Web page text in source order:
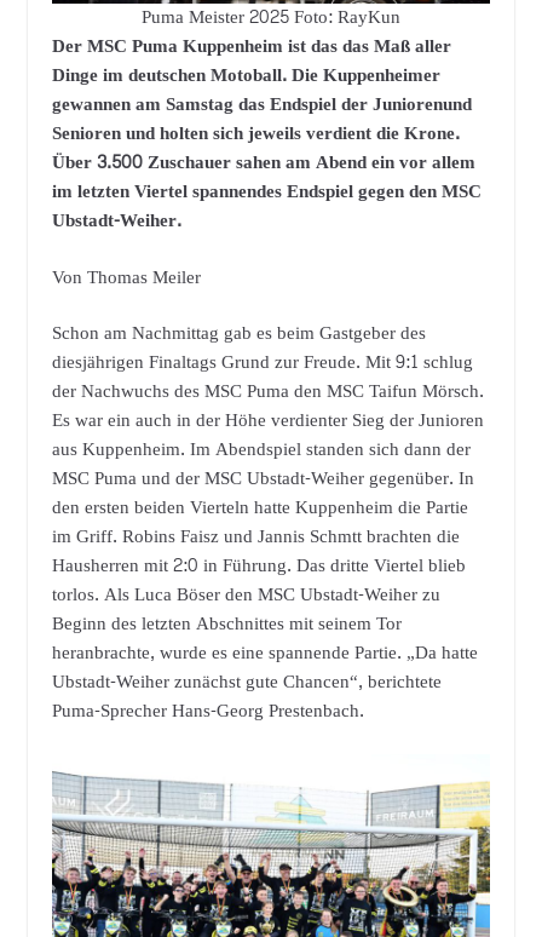
Puma Meister 2025 Foto: RayKun
Der MSC Puma Kuppenheim ist das das Maß aller
Dinge im deutschen Motoball. Die Kuppenheimer
gewannen am Samstag das Endspiel der Juniorenund
Senioren und holten sich jeweils verdient die Krone.
Über 3.500 Zuschauer sahen am Abend ein vor allem
im letzten Viertel spannendes Endspiel gegen den MSC
Ubstadt-Weiher.
Von Thomas Meiler
Schon am Nachmittag gab es beim Gastgeber des
diesjährigen Finaltags Grund zur Freude. Mit 9:1 schlug
der Nachwuchs des MSC Puma den MSC Taifun Mörsch.
Es war ein auch in der Höhe verdienter Sieg der Junioren
aus Kuppenheim. Im Abendspiel standen sich dann der
MSC Puma und der MSC Ubstadt-Weiher gegenüber. In
den ersten beiden Vierteln hatte Kuppenheim die Partie
im Griff. Robins Faisz und Jannis Schmtt brachten die
Hausherren mit 2:0 in Führung. Das dritte Viertel blieb
torlos. Als Luca Böser den MSC Ubstadt-Weiher zu
Beginn des letzten Abschnittes mit seinem Tor
heranbrachte, wurde es eine spannende Partie. „Da hatte
Ubstadt-Weiher zunächst gute Chancen“, berichtete
Puma-Sprecher Hans-Georg Prestenbach.